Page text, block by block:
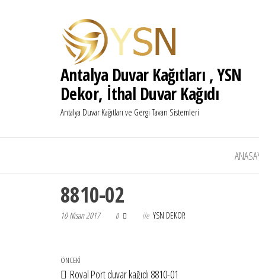
Antalya Duvar Kağıtları , YSN
Dekor, İthal Duvar Kağıdı
Antalya Duvar Kağıtları ve Gergi Tavan Sistemleri
8810-02
10 Nisan 2017 0 ile YSN DEKOR
Yazı gezinmesi
Önceki Yazı
ÖNCEKI
Royal Port duvar kağıdı 8810-01